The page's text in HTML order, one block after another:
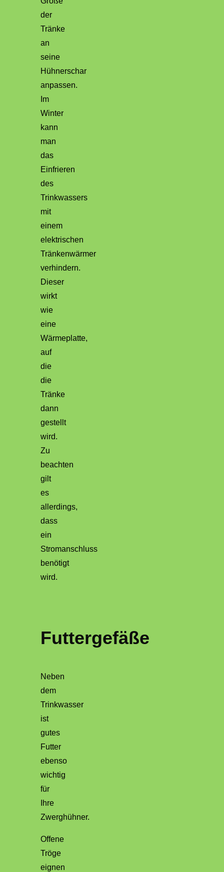
der
Tränke
an
seine
Hühnerschar
anpassen.
Im
Winter
kann
man
das
Einfrieren
des
Trinkwassers
mit
einem
elektrischen
Tränkenwärmer
verhindern.
Dieser
wirkt
wie
eine
Wärmeplatte,
auf
die
die
Tränke
dann
gestellt
wird.
Zu
beachten
gilt
es
allerdings,
dass
ein
Stromanschluss
benötigt
wird.
Futtergefäße
Neben
dem
Trinkwasser
ist
gutes
Futter
ebenso
wichtig
für
Ihre
Zwerghühner.
Offene
Tröge
eignen